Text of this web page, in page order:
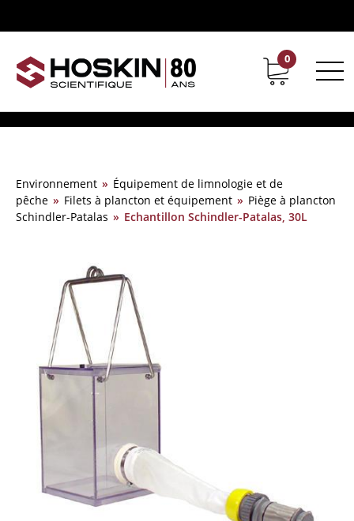
Support Carrières chez Hoskin
0
Environnement » Équipement de limnologie et de
pêche » Filets à plancton et équipement » Piège à plancton
Schindler-Patalas » Echantillon Schindler-Patalas, 30L